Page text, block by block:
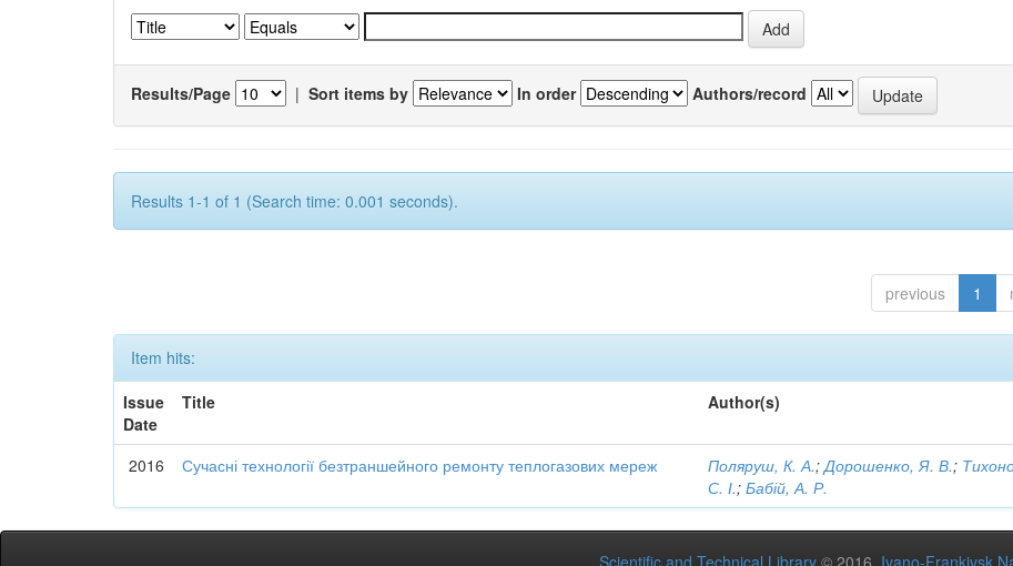
Results/Page | Sort items by In order Authors/record
Results 1-1 of 1 (Search time: 0.001 seconds).
previous 1
Item hits:
Issue
Date
Title Author(s)
2016 Сучасні технології безтраншейного ремонту теплогазових мереж Поляруш, К. А.;Дорошенко, Я. В.;
С. І.;Бабій, А. Р.
Scientific and Technical Library © 2016 Ivano-Frankivsk